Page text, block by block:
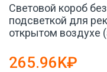
Световой короб
подсветкой для
открытом воздухе
265.96K₽